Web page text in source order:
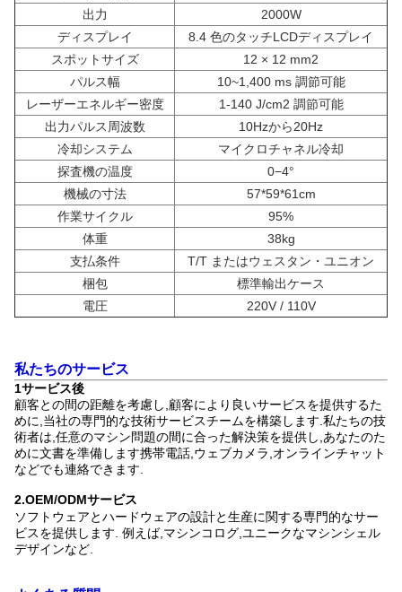
出力
2000W
ディスプレイ
8.4 色のタッチLCDディスプレイ
スポットサイズ
12 × 12 mm2
パルス幅
10~1,400 ms 調節可能
レーザーエネルギー密度
1-140 J/cm2 調節可能
出力パルス周波数
10Hzから20Hz
冷却システム
マイクロチャネル冷却
探査機の温度
0−4°
機械の寸法
57*59*61cm
作業サイクル
95%
体重
38kg
支払条件
T/T またはウェスタン・ユニオン
梱包
標準輸出ケース
電圧
220V / 110V
私たちのサービス
1サービス後
顧客との間の距離を考慮し,顧客により良いサービスを提供するた
めに,当社の専門的な技術サービスチームを構築します.私たちの技
術者は,任意のマシン問題の間に合った解決策を提供し,あなたのた
めに文書を準備します携帯電話,ウェブカメラ,オンラインチャット
などでも連絡できます.
2.OEM/ODMサービス
ソフトウェアとハードウェアの設計と生産に関する専門的なサー
ビスを提供します. 例えば,マシンコログ,ユニークなマシンシェル
デザインなど.